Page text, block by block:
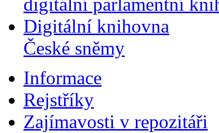
digitální parlamentní
Digitální knihovna
České sněmy
Informace
Rejstříky
Zajímavosti v repozitáři